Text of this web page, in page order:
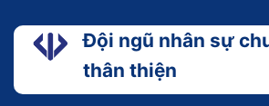
Đội ngũ nhân sự
thân thiện